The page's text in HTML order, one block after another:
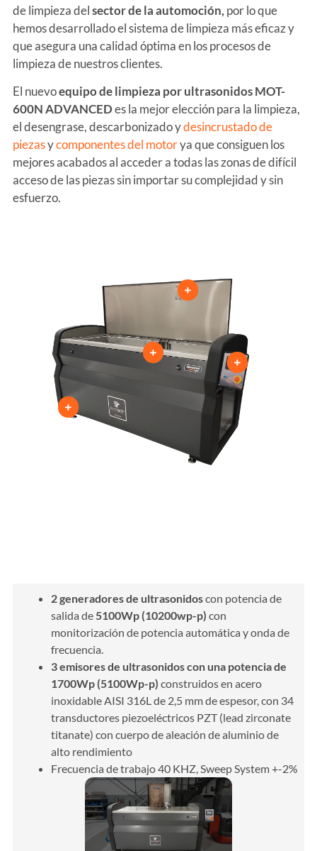
de limpieza delsector de la automoción, por lo que
hemos desarrollado el sistema de limpieza más eficaz y
que asegura una calidad óptima en los procesos de
limpieza de nuestros clientes.
El nuevoequipo de limpieza por ultrasonidos MOT-
600N ADVANCEDes la mejor elección para la limpieza,
el desengrase, descarbonizado ydesincrustado de
piezasycomponentes del motorya que consiguen los
mejores acabados al acceder a todas las zonas de difícil
acceso de las piezas sin importar su complejidad y sin
esfuerzo.
2 generadores de ultrasonidoscon potencia de
salida de 5100Wp (10200wp-p) con
monitorización de potencia automática y onda de
frecuencia.
3 emisores de ultrasonidos con una potencia de
1700Wp (5100Wp-p) construidos en acero
inoxidable AISI 316L de 2,5 mm de espesor, con 34
transductores piezoeléctricos PZT (lead zirconate
titanate) con cuerpo de aleación de aluminio de
alto rendimiento
Frecuencia de trabajo 40 KHZ, Sweep System +-2%